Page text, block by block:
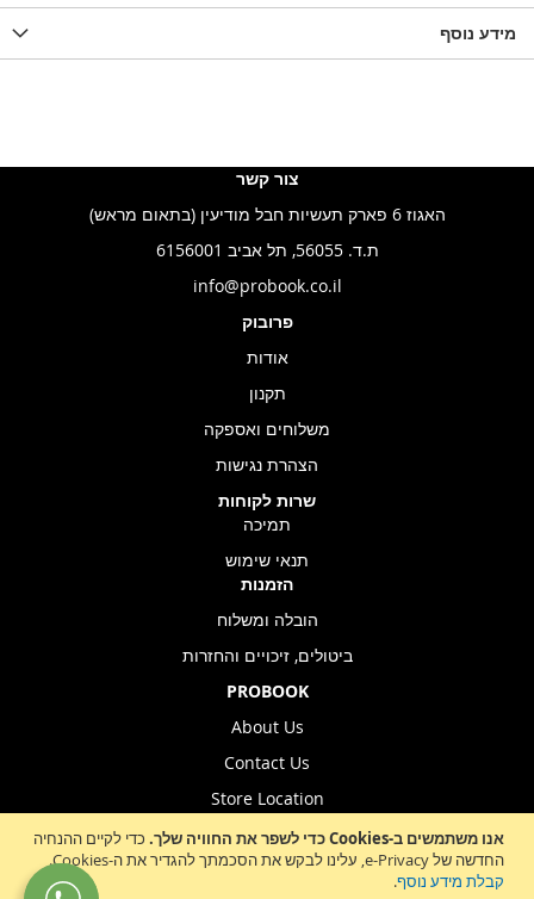
אנו משתמשים ב-Cookies כדי לשפר את החוויה שלך.
כדי לקיים ההנחיה
החדשה של e-Privacy, עלינו לבקש את הסכמתך להגדיר את ה-Cookies.
קבלת מידע נוסף.
מידע נוסף
Sign
הרשמה לניוזלטר
צור קשר
האגוז 6 פארק תעשיות חבל מודיעין (בתאום מראש)
ת.ד. 56055, תל אביב 6156001
info@probook.co.il
פרובוק
אודות
תקנון
משלוחים ואספקה
הצהרת נגישות
שרות לקוחות
תמיכה
תנאי שימוש
הזמנות
הובלה ומשלוח
ביטולים, זיכויים והחזרות
PROBOOK
About Us
Contact Us
Store Location